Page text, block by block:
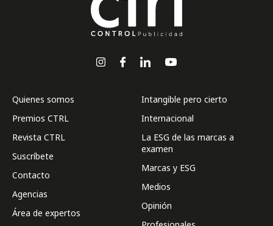
Quienes somos
Premios CTRL
Revista CTRL
Suscríbete
Contacto
Agencias
Área de expertos
Intangible pero cierto
Internacional
La ESG de las marcas a
examen
Marcas y ESG
Medios
Opinión